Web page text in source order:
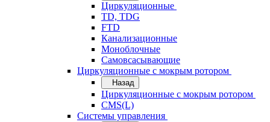
Циркуляционные
TD, TDG
FTD
Канализационные
Моноблочные
Самовсасывающие
Циркуляционные с мокрым ротором
Назад
Циркуляционные с мокрым ротором
CMS(L)
Системы управления